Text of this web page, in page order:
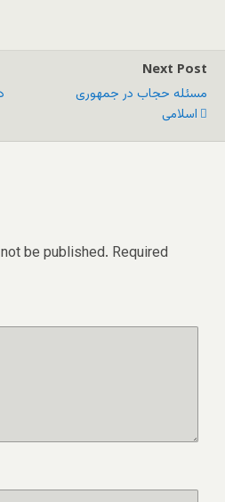
Next Post
مسئله‌ حجاب در جمهوری
اسلامی
be published. Required